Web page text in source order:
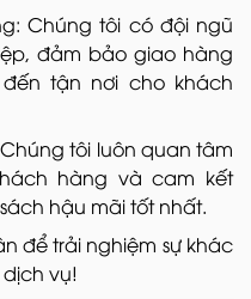
Chúng tôi có đội ngũ
đảm bảo giao hàng
tận nơi cho khách
tôi luôn quan tâm
hàng và cam kết
hậu mãi tốt nhất.
để trải nghiệm sự khác
vụ!